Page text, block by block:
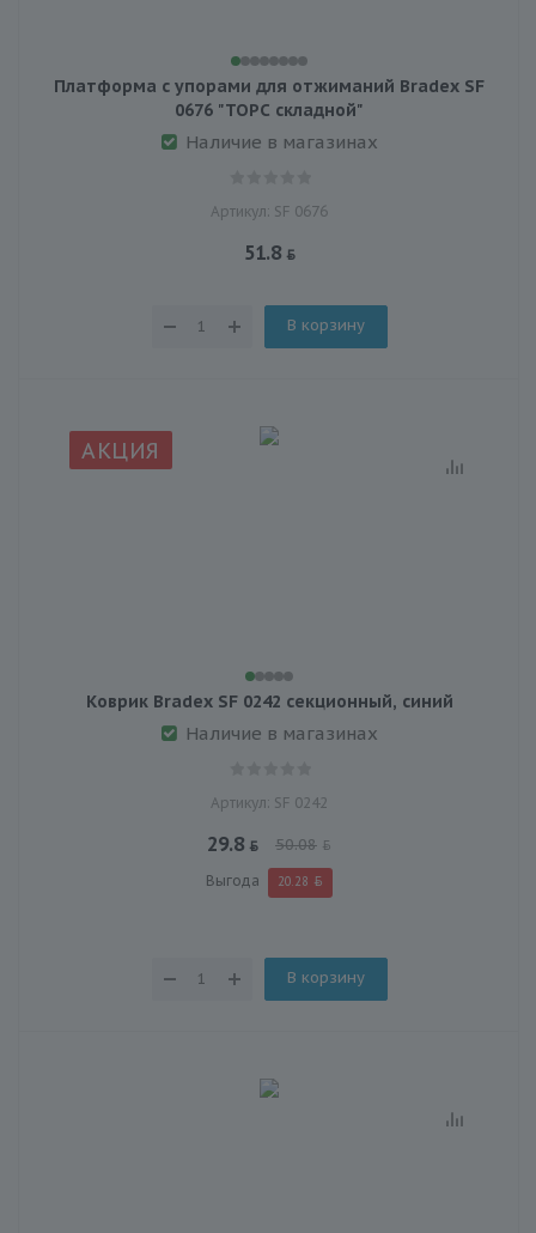
Платформа с упорами для отжиманий Bradex SF
0676 "ТОРС складной"
Наличие в магазинах
Артикул: SF 0676
51.8
В корзину
АКЦИЯ
Коврик Bradex SF 0242 секционный, синий
Наличие в магазинах
Артикул: SF 0242
29.8 50.08
Выгода 20.28
В корзину